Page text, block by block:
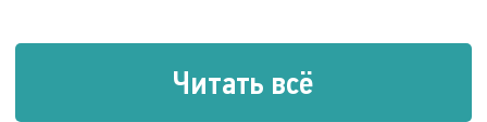
Читать всё